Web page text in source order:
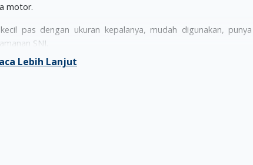
motor.
pas dengan ukuran kepalanya, mudah digunakan,
SNI.
sobek.